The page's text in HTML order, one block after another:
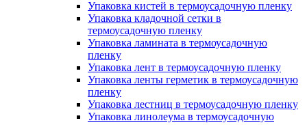
Упаковка кистей в термоусадочную пленку
Упаковка кладочной сетки в
термоусадочную пленку
Упаковка ламината в термоусадочную
пленку
Упаковка лент в термоусадочную пленку
Упаковка ленты герметик в термоусадочную
пленку
Упаковка лестниц в термоусадочную пленку
Упаковка линолеума в термоусадочную